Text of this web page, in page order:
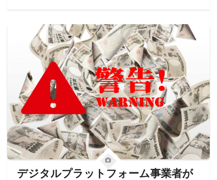
デジタルプラットフォーム事業者が